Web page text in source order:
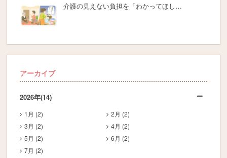
介護の見えない負担を「わかってほし…
アーカイブ
2026年(14)
1月 (2)
2月 (2)
3月 (2)
4月 (2)
5月 (2)
6月 (2)
7月 (2)